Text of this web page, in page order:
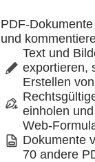
PDF-
und
Text und
exportieren,
Erstellen
einholen
Web-
Dokumente
70 andere